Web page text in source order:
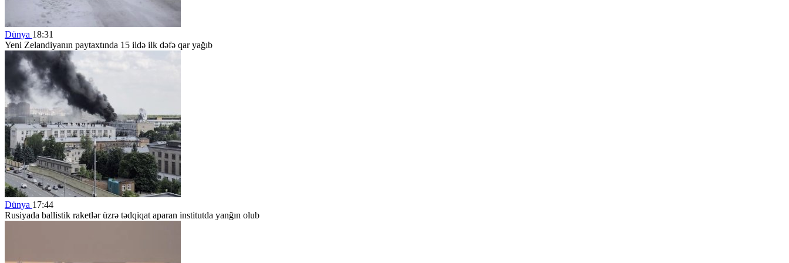
Dünya 18:31
Yeni Zelandiyanın paytaxtında 15 ildə ilk dəfə qar yağıb
Dünya 17:44
Rusiyada ballistik raketlər üzrə tədqiqat aparan institutda yanğın olub